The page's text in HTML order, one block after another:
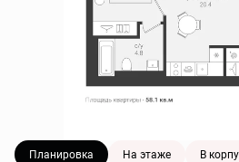
Планировка На этаже В